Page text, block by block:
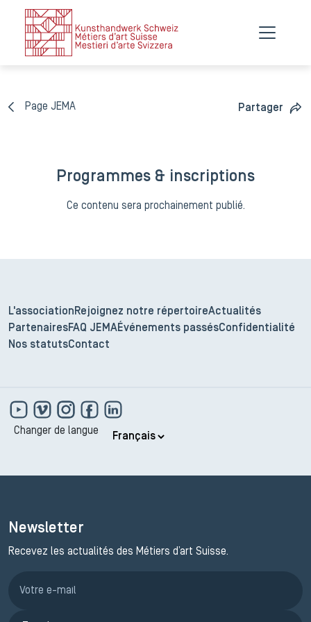
Page JEMA Partager
Journées Européennes des Métiers d'Art
Programmes & inscriptions
Ce contenu sera prochainement publié.
L'association Rejoignez notre répertoireActualités
PartenairesFAQ JEMAÉvénements passésConfidentialité
Nos statutsContact
Changer de langue
Newsletter
Recevez les actualités des Métiers d’art Suisse.